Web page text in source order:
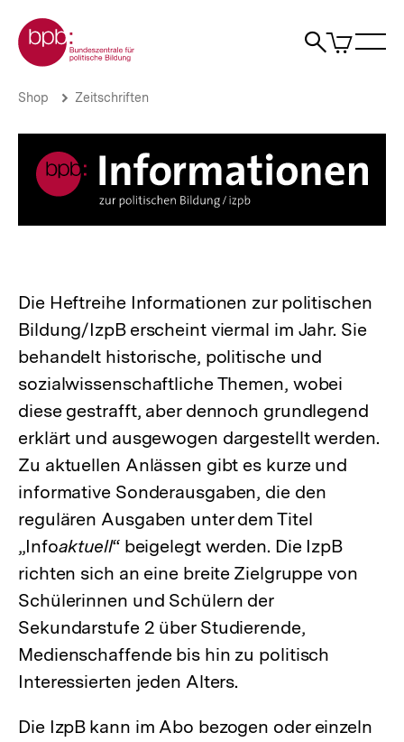
zum
Seiteninhalt
springen
Zur Startseite der bpb
Suche
Artikel
im
Informationen
politischen
Bildung
bpb.de
Brotkrümelnavigation
Pfadnavigation
Shop Zeitschriften
Die Heftreihe Informationen zur politischen
Bildung/IzpB erscheint viermal im Jahr. Sie
behandelt historische, politische und
sozialwissenschaftliche Themen, wobei
diese gestrafft, aber dennoch grundlegend
erklärt und ausgewogen dargestellt werden.
Zu aktuellen Anlässen gibt es kurze und
informative Sonderausgaben, die den
regulären Ausgaben unter dem Titel
„Infoaktuell“ beigelegt werden. Die IzpB
richten sich an eine breite Zielgruppe von
Schülerinnen und Schülern der
Sekundarstufe 2 über Studierende,
Medienschaffende bis hin zu politisch
Interessierten jeden Alters.
Die IzpB kann im Abo bezogen oder einzeln